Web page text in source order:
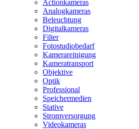
Actionkameras
Analogkameras
Beleuchtung
Digitalkameras
Filter
Fotostudiobedarf
Kamerareinigung
Kameratransport
Objektive
Optik
Professional
Speichermedien
Stative
Stromversorgung
Videokameras